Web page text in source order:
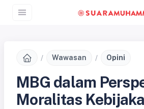
Wawasan Opini
MBG dalam
Moralitas